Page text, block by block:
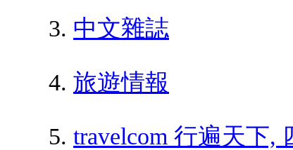
中文雜誌
旅遊情報
travelcom 行遍天下,